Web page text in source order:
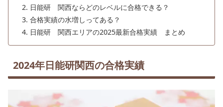
日能研 関西ならどのレベルに合格できる？
合格実績の水増しってある？
日能研 関西エリアの2025最新合格実績 まとめ
2024年日能研関西の合格実績